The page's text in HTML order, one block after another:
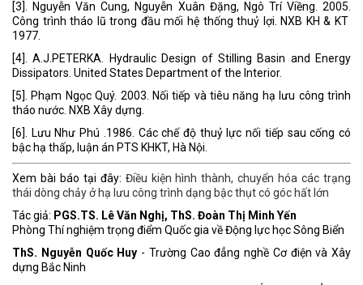
[3]. Nguyễn Văn Cung, Nguyễn Xuân Đặng, Ngô Trí Viềng. 2005.
Công trình tháo lũ trong đầu mối hệ thống thuỷ lợi. NXB KH & KT
1977.
[4]. A.J.PETERKA. Hydraulic Design of Stilling Basin and Energy
Dissipators. United States Department of the Interior.
[5]. Phạm Ngọc Quý. 2003. Nối tiếp và tiêu năng hạ lưu công trình
tháo nước. NXB Xây dựng.
[6]. Lưu Như Phú .1986. Các chế độ thuỷ lực nối tiếp sau cống có
bậc hạ thấp, luận án PTS KHKT, Hà Nội.
Xem bài báo tại đây: Điều kiện hình thành, chuyển hóa các trạng
thái dòng chảy ở hạ lưu công trình dạng bậc thụt có góc hất lớn
Tác giả: PGS.TS. Lê Văn Nghị, ThS. Đoàn Thị Minh Yến
Phòng Thí nghiệm trọng điểm Quốc gia về Động lực học Sông Biển
ThS. Nguyễn Quốc Huy - Trường Cao đẳng nghề Cơ điện và Xây
dựng Bắc Ninh